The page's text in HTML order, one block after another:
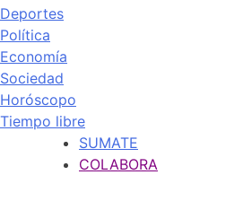
Deportes
Política
Economía
Sociedad
Horóscopo
Tiempo libre
SUMATE
COLABORA